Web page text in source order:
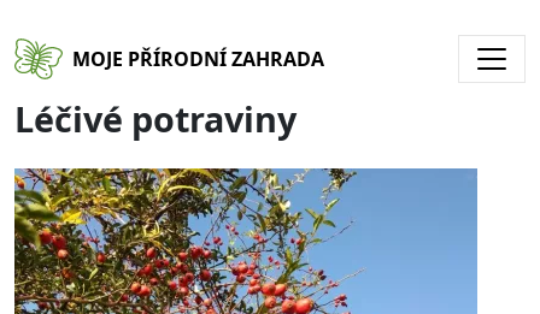
MOJE PŘÍRODNÍ ZAHRADA
Léčivé potraviny